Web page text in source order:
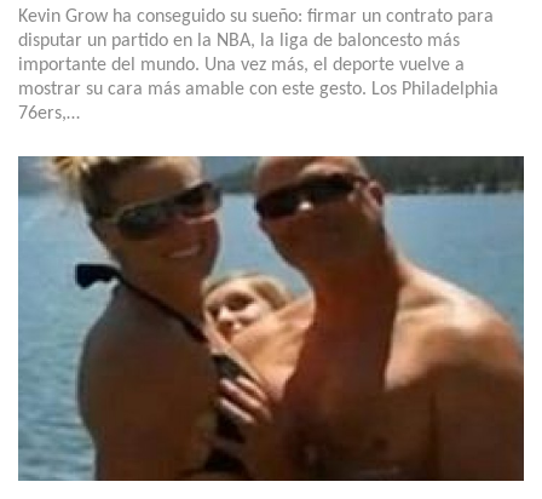
Kevin Grow ha conseguido su sueño: firmar un contrato para
disputar un partido en la NBA, la liga de baloncesto más
importante del mundo. Una vez más, el deporte vuelve a
mostrar su cara más amable con este gesto. Los Philadelphia
76ers,…